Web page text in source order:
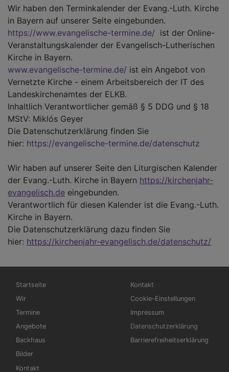
Wir haben den Terminkalender der Evang.-Luth. Kirche
in Bayern auf unserer Seite eingebunden.
https://www.evangelische-termine.de/ ist der Online-
Veranstaltungskalender der Evangelisch-Lutherischen
Kirche in Bayern.
www.evangelische-termine.de/ ist ein Angebot von
Vernetzte Kirche - einem Arbeitsbereich der IT des
Landeskirchenamtes der ELKB.
Inhaltlich Verantwortlicher gemäß § 5 DDG und § 18
MStV: Miklós Geyer
Die Datenschutzerklärung finden Sie
hier: https://evangelische-termine.de/datenschutz
Wir haben auf unserer Seite den Liturgischen Kalender
der Evang.-Luth. Kirche in Bayern https://kirchenjahr-
evangelisch.de eingebunden.
Verantwortlich für diesen Kalender ist die Evang.-Luth.
Kirche in Bayern.
Die Datenschutzerklärung dazu finden Sie
hier: https://kirchenjahr-evangelisch.de/datenschutz/
Hauptnavigation
Startseite
Wir
Termine
Angebote
Backhaus
Bilder
Kontakt
Fußbereichsmenü
Kontakt
Cookie-Einstellungen
Impressum
Datenschutzerklärung
Barrierefreiheitserklärung